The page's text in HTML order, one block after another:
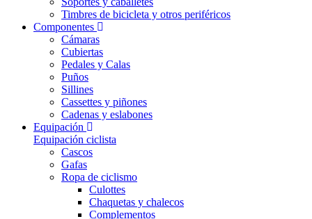
Timbres de bicicleta y otros periféricos
Componentes
Cámaras
Cubiertas
Pedales y Calas
Puños
Sillines
Cassettes y piñones
Cadenas y eslabones
Equipación
Equipación ciclista
Cascos
Gafas
Ropa de ciclismo
Culottes
Chaquetas y chalecos
Complementos